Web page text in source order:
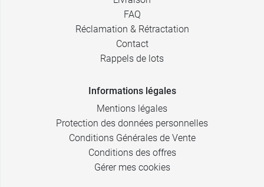
FAQ
Réclamation & Rétractation
Contact
Rappels de lots
Informations légales
Mentions légales
Protection des données personnelles
Conditions Générales de Vente
Conditions des offres
Gérer mes cookies